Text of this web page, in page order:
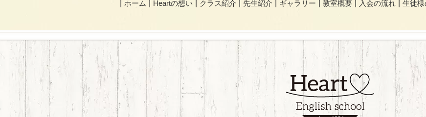
ホーム Heartの想い クラス紹介 先生紹介 ギャラリー 教室概要 入会の流れ 生徒